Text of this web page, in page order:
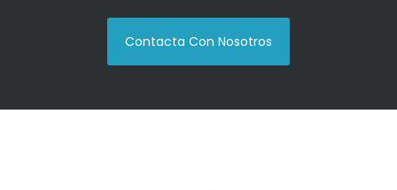
Contacta Con Nosotros